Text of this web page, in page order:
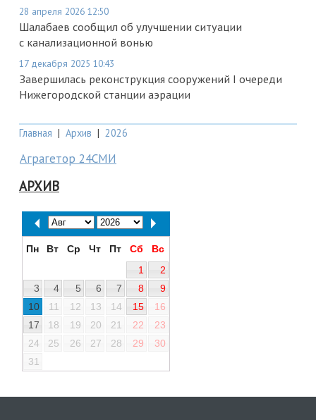
28 апреля 2026 12:50
Шалабаев сообщил об улучшении ситуации
с канализационной вонью
17 декабря 2025 10:43
Завершилась реконструкция сооружений I очереди
Нижегородской станции аэрации
Главная | Архив | 2026
Аграгетор 24СМИ
АРХИВ
Пн Вт Ср Чт Пт Сб
Вс
1
2
3
4 5 6 7 8
9
10
11 12 13 14 15
16
17
18 19 20 21 22
23
24
25 26 27 28 29
30
31